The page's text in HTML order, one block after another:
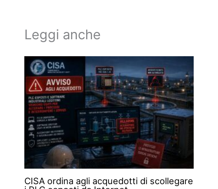
Leggi anche
CISA ordina agli acquedotti di scollegare